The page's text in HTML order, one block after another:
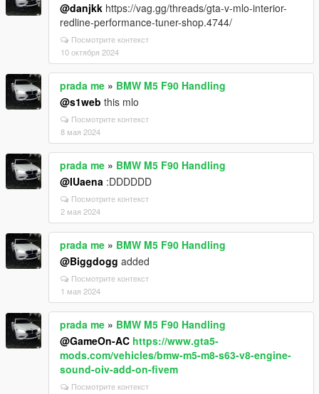
@danjkk https://vag.gg/threads/gta-v-mlo-interior-
redline-performance-tuner-shop.4744/
Посмотрите контекст
10 октября 2024
prada me » BMW M5 F90 Handling
@s1web this mlo
Посмотрите контекст
8 мая 2024
prada me » BMW M5 F90 Handling
@IUaena :DDDDDD
Посмотрите контекст
2 мая 2024
prada me » BMW M5 F90 Handling
@Biggdogg added
Посмотрите контекст
1 мая 2024
prada me » BMW M5 F90 Handling
@GameOn-AC https://www.gta5-
mods.com/vehicles/bmw-m5-m8-s63-v8-engine-
sound-oiv-add-on-fivem
Посмотрите контекст